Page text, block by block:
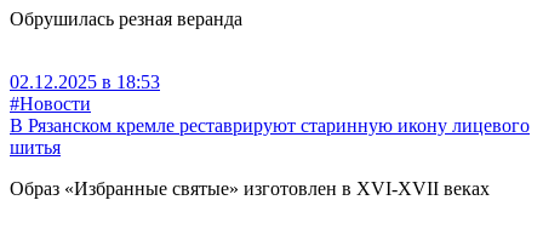
Обрушилась резная веранда
02.12.2025 в 18:53
#Новости
В Рязанском кремле реставрируют старинную икону лицевого
шитья
Образ «Избранные святые» изготовлен в XVI-XVII веках